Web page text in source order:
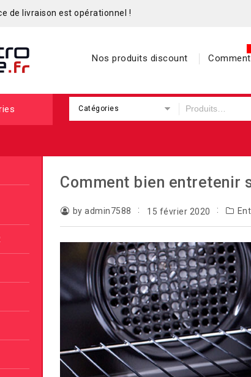
de livraison est opérationnel !
Nos produits discount
Catégories
Comment bien entretenir
by admin7588 15 février 2020